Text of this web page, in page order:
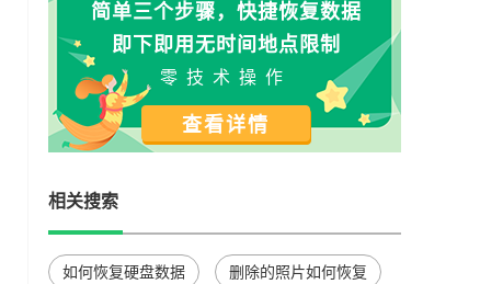
简单三个步骤，快捷恢复数据
即下即用无时间地点限制
零技术操作
查看详情
相关搜索
如何恢复硬盘数据 删除的照片如何恢复